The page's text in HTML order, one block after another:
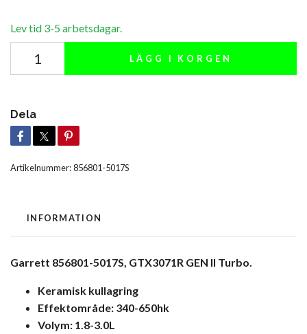
Lev tid 3-5 arbetsdagar.
LÄGG I KORGEN
Dela
Artikelnummer:856801-5017S
INFORMATION
Garrett 856801-5017S, GTX3071R GEN II Turbo.
Keramisk kullagring
Effektområde: 340-650hk
Volym: 1.8-3.0L